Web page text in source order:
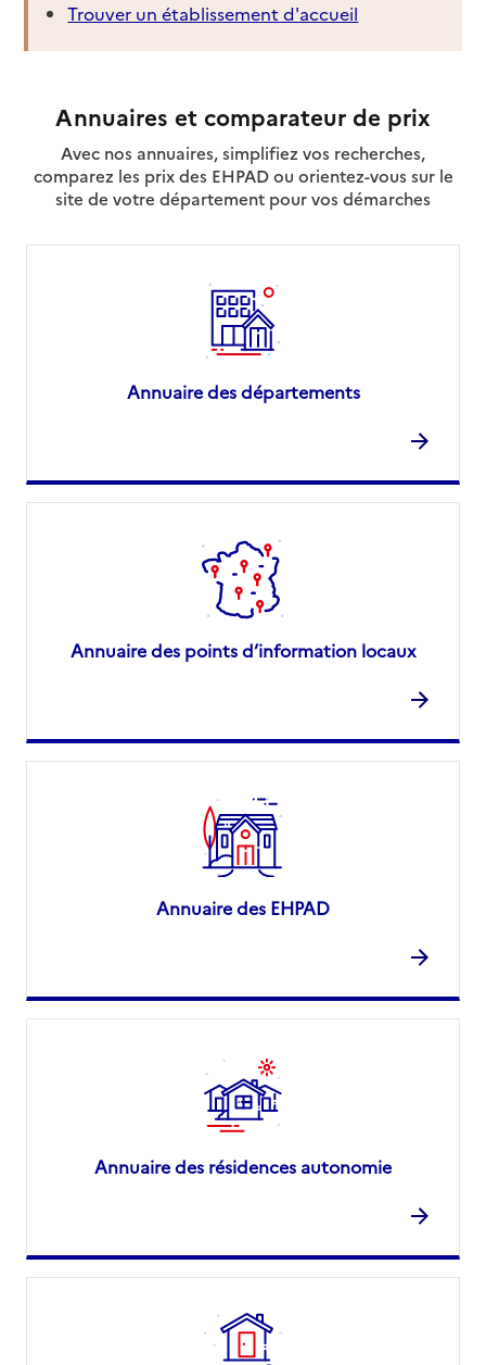
Trouver un établissement d'accueil
Annuaires et comparateur de prix
Avec nos annuaires, simplifiez vos recherches,
comparez les prix des EHPAD ou orientez-vous sur le
site de votre département pour vos démarches
Annuaire des départements
Annuaire des points d’information locaux
Annuaire des EHPAD
Annuaire des résidences autonomie